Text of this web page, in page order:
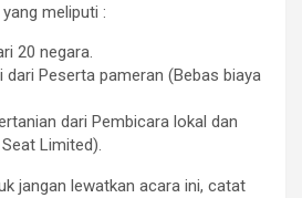
meliputi :
20 negara.
dari Peserta pameran (Bebas biaya
dari Pembicara lokal dan
Limited).
jangan lewatkan acara ini, catat